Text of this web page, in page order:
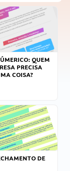
QUEM
PRECISA
COISA?
DE